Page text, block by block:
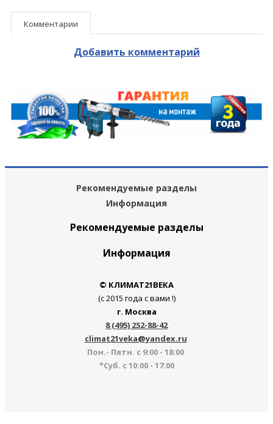
Комментарии
Добавить комментарий
Рекомендуемые разделы
Информация
Рекомендуемые разделы
Информация
© КЛИМАТ21ВЕКА
(с 2015 года с вами !)
г. Москва
8 (495) 252-88-42
climat21veka@yandex.ru
Пон.- Пятн. с 9:00 - 18:00
*Суб. с 10:00 - 17:00